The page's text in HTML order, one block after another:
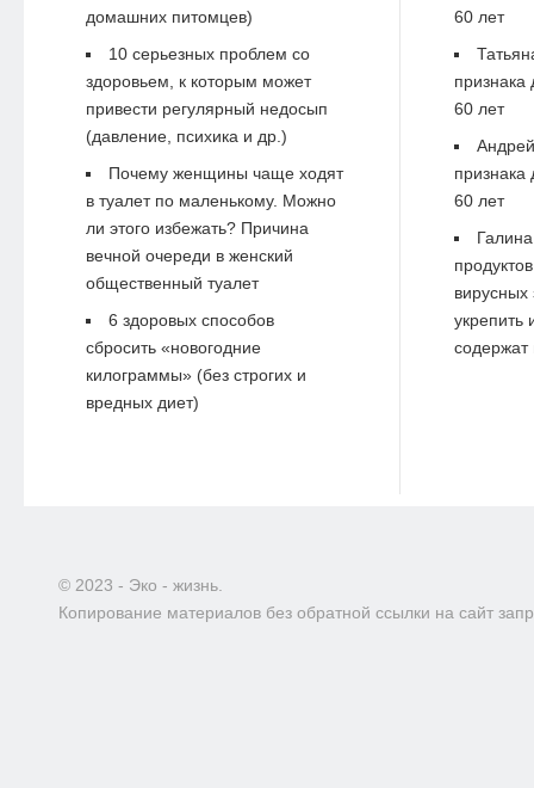
домашних питомцев)
10 серьезных проблем со
здоровьем, к которым может
привести регулярный недосып
(давление, психика и др.)
Почему женщины чаще ходят
в туалет по маленькому. Можно
ли этого избежать? Причина
вечной очереди в женский
общественный туалет
6 здоровых способов
сбросить «новогодние
килограммы» (без строгих и
вредных диет)
60 лет
60 лет
Андрей
60 лет
Галина
вирусных
укрепить
содержат
© 2023 - Эко - жизнь.
Копирование материалов без обратной ссылки на сайт